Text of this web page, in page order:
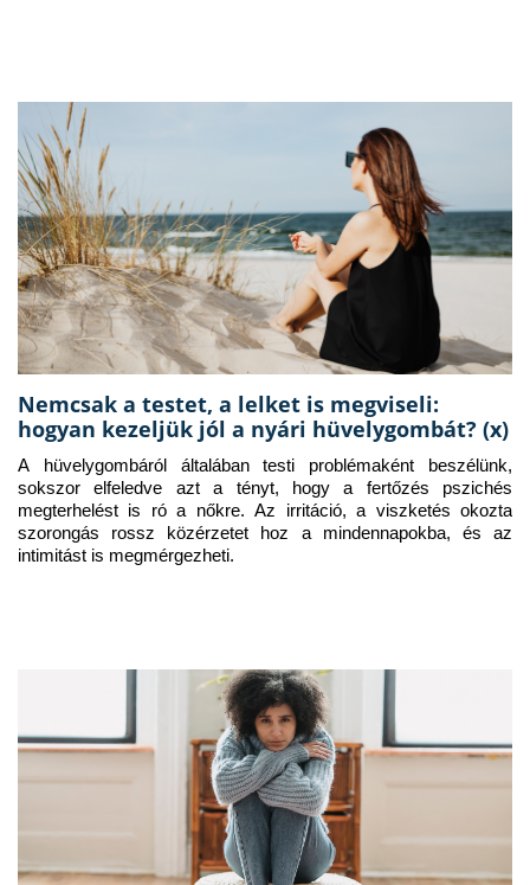
Nemcsak a testet, a lelket is megviseli:
hogyan kezeljük jól a nyári hüvelygombát? (x)
A hüvelygombáról általában testi problémaként beszélünk,
sokszor elfeledve azt a tényt, hogy a fertőzés pszichés
megterhelést is ró a nőkre. Az irritáció, a viszketés okozta
szorongás rossz közérzetet hoz a mindennapokba, és az
intimitást is megmérgezheti.